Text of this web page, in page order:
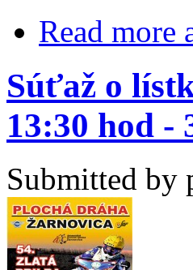
Read more
Súťaž o
13:30 hod -
Submitted by